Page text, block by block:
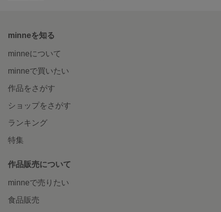
minneを知る
minneについて
minneで買いたい
作品をさがす
ショップをさがす
ランキング
特集
作品販売について
minneで売りたい
食品販売